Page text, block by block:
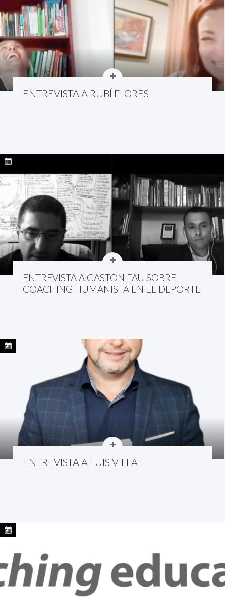
ENTREVISTA A RUBÍ FLORES
ENTREVISTA A GASTÓN FAU SOBRE
COACHING HUMANISTA EN EL DEPORTE
ENTREVISTA A LUIS VILLA